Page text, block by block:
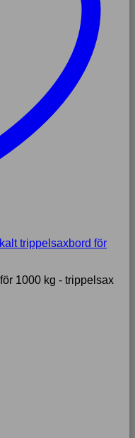
trippelsaxbord för
1000 kg - trippelsax